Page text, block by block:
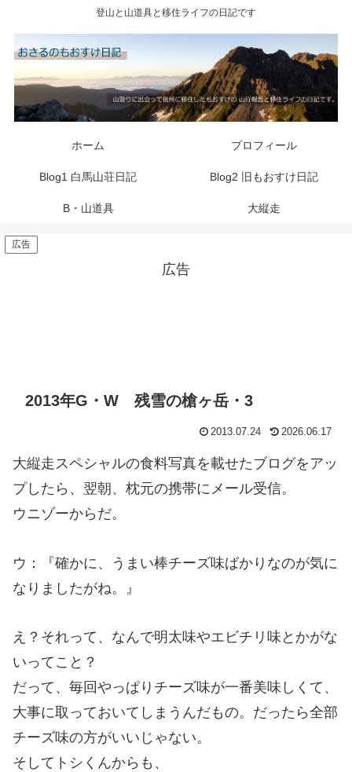
登山と山道具と移住ライフの日記です
ホーム プロフィール
Blog1 白馬山荘日記 Blog2 旧もおすけ日記
B・山道具 大縦走
広告
広告
2013年G・W 残雪の槍ヶ岳・3
2013.07.24 2026.06.17
大縦走スペシャルの食料写真を載せたブログをアッ
プしたら、翌朝、枕元の携帯にメール受信。
ウニゾーからだ。
ウ：『確かに、うまい棒チーズ味ばかりなのが気に
なりましたがね。』
え？それって、なんで明太味やエビチリ味とかがな
いってこと？
だって、毎回やっぱりチーズ味が一番美味しくて、
大事に取っておいてしまうんだもの。だったら全部
チーズ味の方がいいじゃない。
そしてトシくんからも、